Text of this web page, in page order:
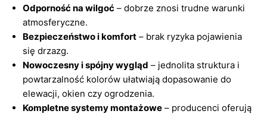
Odporność na wilgoć – dobrze znosi trudne warunki
atmosferyczne.
Bezpieczeństwo i komfort – brak ryzyka pojawienia
się drzazg.
Nowoczesny i spójny wygląd – jednolita struktura i
powtarzalność kolorów ułatwiają dopasowanie do
elewacji, okien czy ogrodzenia.
Kompletne systemy montażowe – producenci oferują